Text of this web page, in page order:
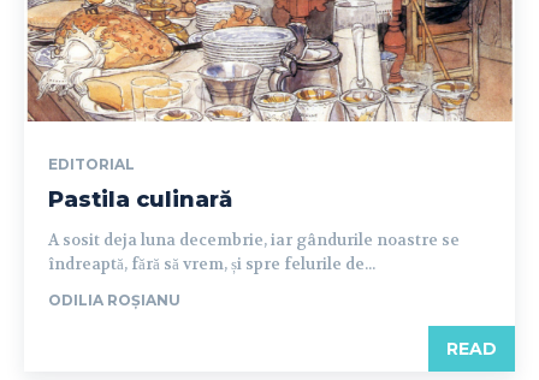
EDITORIAL
Pastila culinară
A sosit deja luna decembrie, iar gândurile noastre se
îndreaptă, fără să vrem, și spre felurile de...
ODILIA ROȘIANU
READ